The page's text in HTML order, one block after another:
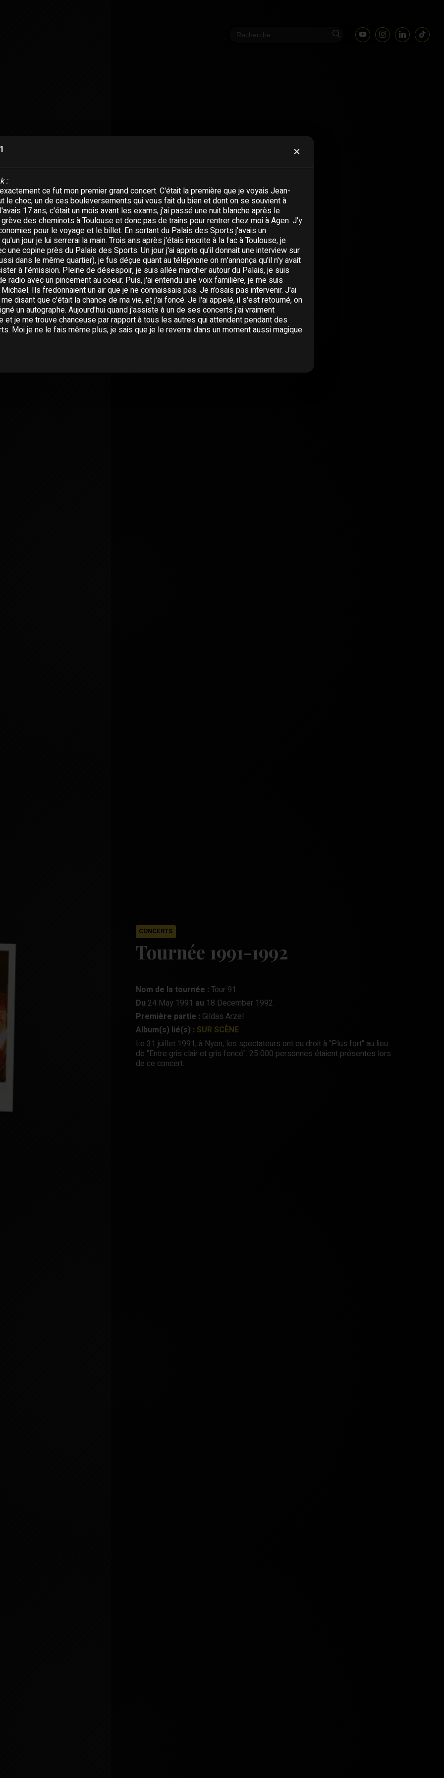
CONCERTS
Tournée 1991-1992
Nom de la tournée : Tour 91
Du 24 May 1991 au 18 December 1992
Première partie : Gildas Arzel
Album(s) lié(s) : SUR SCÈNE
Le 31 juillet 1991, à Nyon, les spectateurs ont eu droit à "Plus fort" au lieu
de "Entre gris clair et gris foncé". 25 000 personnes étaient présentes lors
de ce concert.
×
:
ce fut mon premier grand concert. C'était la première que je voyais Jean-
le choc, un de ces bouleversements qui vous fait du bien et dont on se souvient à
17 ans, c'était un mois avant les exams, j'ai passé une nuit blanche après le
des cheminots à Toulouse et donc pas de trains pour rentrer chez moi à Agen. J'y
pour le voyage et le billet. En sortant du Palais des Sports j'avais un
jour je lui serrerai la main. Trois ans après j'étais inscrite à la fac à Toulouse, je
une copine près du Palais des Sports. Un jour j'ai appris qu'il donnait une interview sur
dans le même quartier), je fus déçue quant au téléphone on m'annonça qu'il n'y avait
à l'émission. Pleine de désespoir, je suis allée marcher autour du Palais, je suis
radio avec un pincement au coeur. Puis, j'ai entendu une voix familière, je me suis
Ils fredonnaient un air que je ne connaissais pas. Je n'osais pas intervenir. J'ai
disant que c'était la chance de ma vie, et j'ai foncé. Je l'ai appelé, il s'est retourné, on
un autographe. Aujourd'hui quand j'assiste à un de ses concerts j'ai vraiment
et je me trouve chanceuse par rapport à tous les autres qui attendent pendant des
Moi je ne le fais même plus, je sais que je le reverrai dans un moment aussi magique